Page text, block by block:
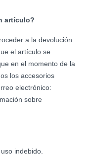
artículo?
a la devolución
el artículo se
en el momento de la
los accesorios
electrónico:
sobre
indebido.